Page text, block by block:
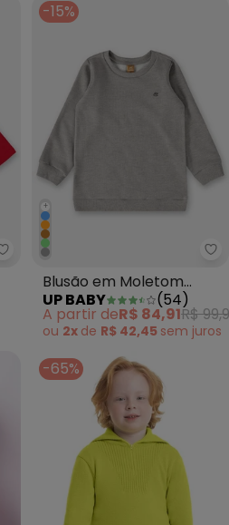
Up Baby - Casaco em Suedine
-15%
+
Blusão em Moletom
Infantil Menino Cinza
UP BABY (54)
A partir deR$ 84,91R$
ou 2x de R$ 42,45 sem juros
-65%